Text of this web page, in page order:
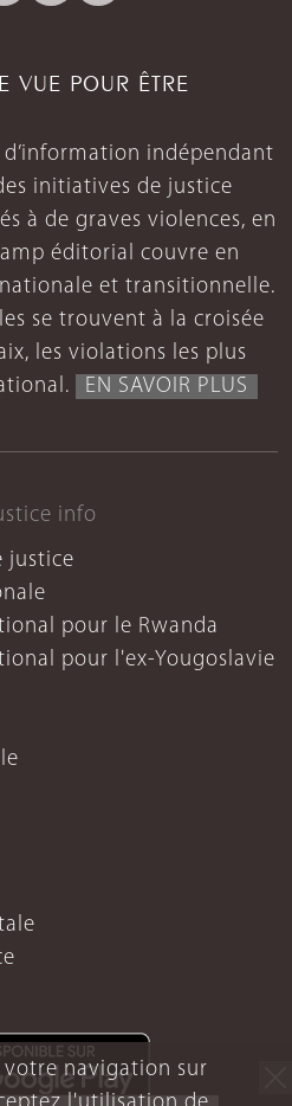
votre navigation sur
VUE POUR ÊTRE
indépendant
initiatives de justice
à de graves violences, en
éditorial couvre en
et transitionnelle.
se trouvent à la croisée
les violations les plus
EN SAVOIR PLUS
info
justice
pour le Rwanda
pour l'ex-Yougoslavie